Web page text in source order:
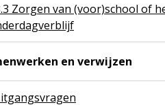
Zorgen van (voor)school of
pagina over 3.3.3 Zorgen
en verwijzen Ga
pagina over 4.1